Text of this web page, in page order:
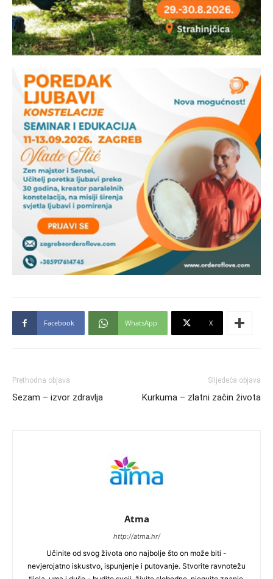
Facebook WhatsApp X
Prethodna objava
Sezam – izvor zdravlja
Slijedeća objava
Kurkuma – zlatni začin života
Atma
http://atma.hr/
Učinite od svog života ono najbolje što on može biti -
nevjerojatno iskustvo, ispunjenje i putovanje. Stvorite ravnotežu